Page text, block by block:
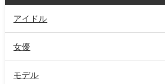
アイドル
女優
モデル